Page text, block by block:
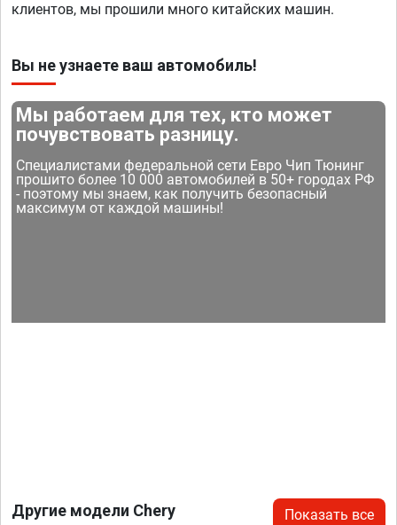
клиентов, мы прошили много китайских машин.
Вы не узнаете ваш автомобиль!
Мы работаем для тех, кто может
почувствовать разницу.
Специалистами федеральной сети Евро Чип Тюнинг
прошито более 10 000 автомобилей в 50+ городах РФ
- поэтому мы знаем, как получить безопасный
максимум от каждой машины!
Другие модели Chery Показать все